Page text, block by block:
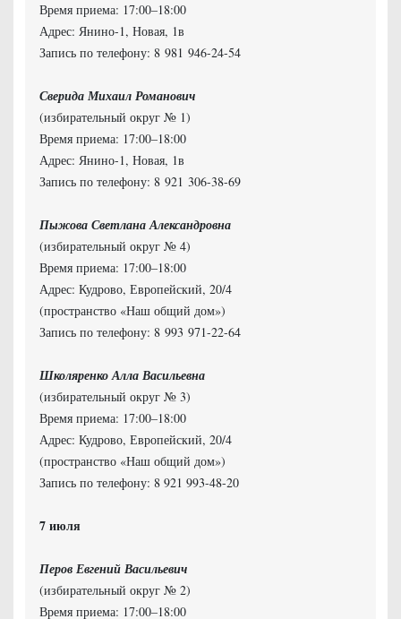
Время приема: 17:00–18:00
Адрес: Янино-1, Новая, 1в
Запись по телефону: 8 981 946-24-54
Сверида Михаил Романович
(избирательный округ № 1)
Время приема: 17:00–18:00
Адрес: Янино-1, Новая, 1в
Запись по телефону: 8 921 306-38-69
Пыжова Светлана Александровна
(избирательный округ № 4)
Время приема: 17:00–18:00
Адрес: Кудрово, Европейский, 20/4
(пространство «Наш общий дом»)
Запись по телефону: 8 993 971-22-64
Школяренко Алла Васильевна
(избирательный округ № 3)
Время приема: 17:00–18:00
Адрес: Кудрово, Европейский, 20/4
(пространство «Наш общий дом»)
Запись по телефону: 8 921 993-48-20
Перов Евгений Васильевич
(избирательный округ № 2)
Время приема: 17:00–18:00